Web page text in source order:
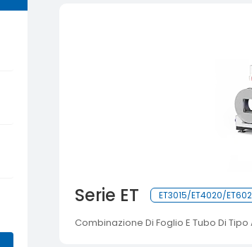
Serie ET ET3015/ET4020/
Combinazione Di Foglio E Tubo Di